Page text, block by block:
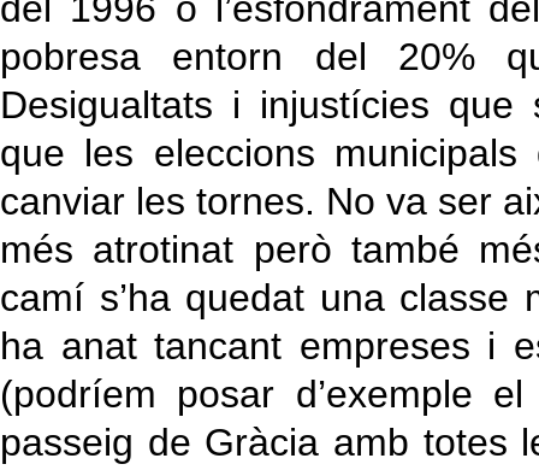
pobresa entorn del 20%
Desigualtats i injustícies que
que les eleccions
canviar les tornes. No va ser
més atrotinat però també
camí s’ha quedat una classe
ha anat tancant empreses i
(podríem posar d’exemple
passeig de Gràcia amb totes